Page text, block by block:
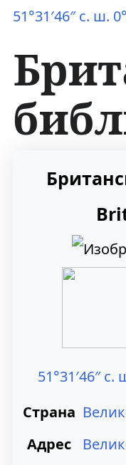
51°31′46″ с. ш.
51°31′46″ с.
Страна
Адрес